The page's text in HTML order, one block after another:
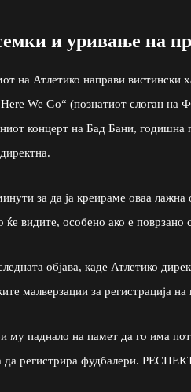
и уривање на
на Атлетико направи
We Go“ (познатиот слоган
концерт на Бад Бани,
за да ја креираме оваа
видите, особено ако е поврзано
објава, каде Атлетико
малверзации за регистрација на
паднало на памет да го има
да регистрира фудбалери.